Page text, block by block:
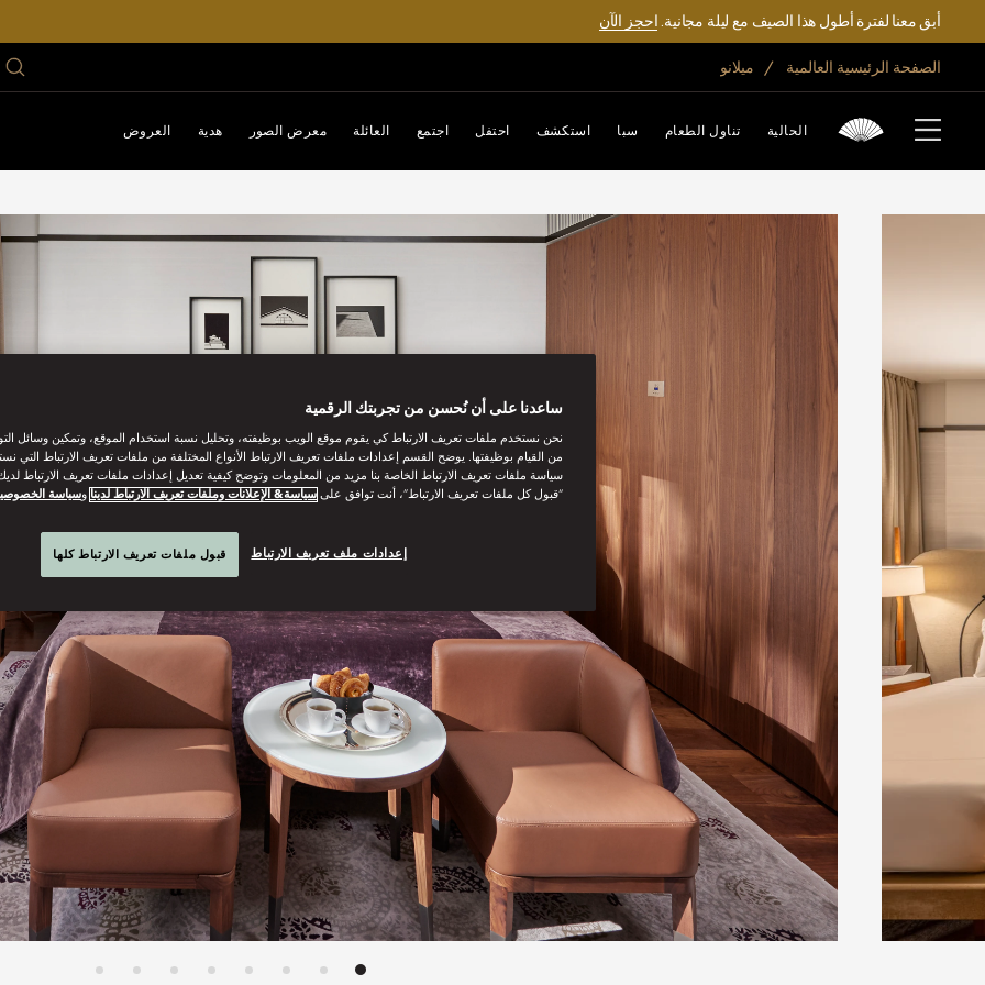
أبق معنا لفترة أطول هذا الصيف مع ليلة مجانية.احجز الآن
الصفحة الرئيسية العالمية ميلانو
الحالية تناول الطعام سبا استكشف احتفل اجتمع العائلة معرض الصور هدية العروض
ساعدنا على أن نُحسن من تجربتك الرقمية
نحن نستخدم ملفات تعريف الارتباط كي يقوم موقع الويب بوظيفته، وتحليل نسبة استخدام الموقع، وتمكين وسائل
من القيام بوظيفتها. يوضح القسم إعدادات ملفات تعريف الارتباط الأنواع المختلفة من ملفات تعريف الارتباط التي
سياسة ملفات تعريف الارتباط الخاصة بنا مزيد من المعلومات وتوضح كيفية تعديل إعدادات ملفات تعريف الارتباط
“قبول كل ملفات تعريف الارتباط”، أنت توافق على سياسة& الإعلانات وملفات تعريف الارتباط لدينا وسياسة
إعدادات ملف تعريف الارتباط قبول ملفات تعريف الارتباط كلها